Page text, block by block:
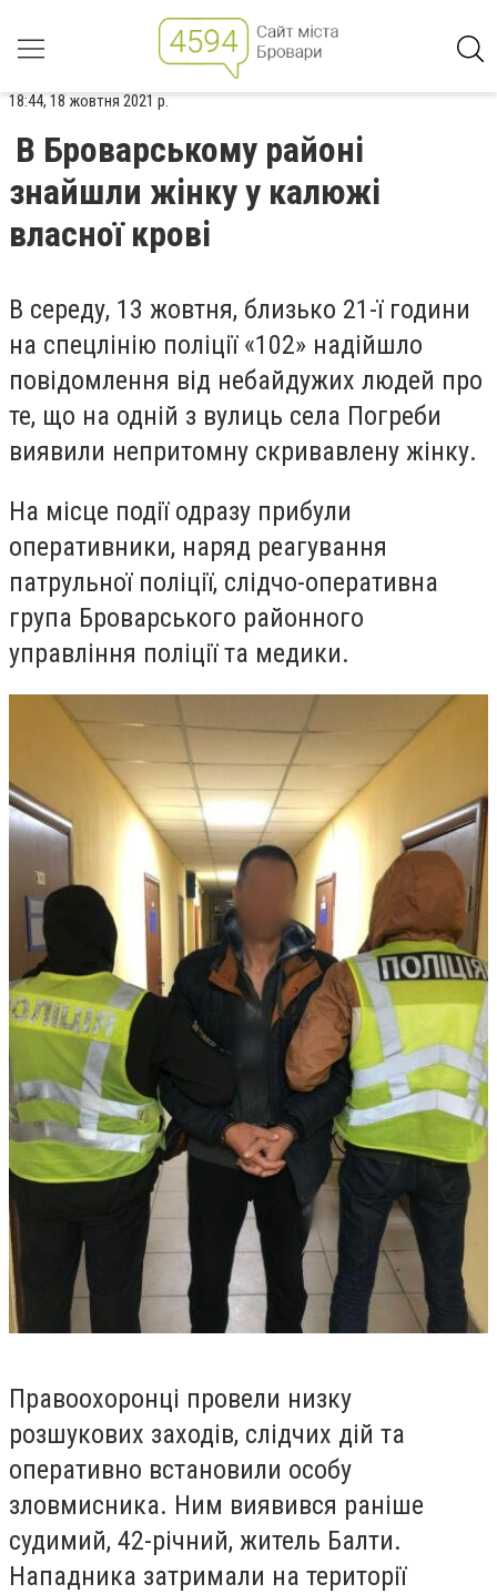
18:44, 18 жовтня 2021 р.
В Броварському районі
знайшли жінку у калюжі
власної крові
В середу, 13 жовтня, близько 21-ї години
на спецлінію поліції «102» надійшло
повідомлення від небайдужих людей про
те, що на одній з вулиць села Погреби
виявили непритомну скривавлену жінку.
На місце події одразу прибули
оперативники, наряд реагування
патрульної поліції, слідчо-оперативна
група Броварського районного
управління поліції та медики.
Правоохоронці провели низку
розшукових заходів, слідчих дій та
оперативно встановили особу
зловмисника. Ним виявився раніше
судимий, 42-річний, житель Балти.
Нападника затримали на території